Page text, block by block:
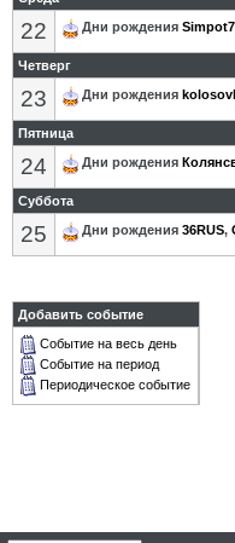
22 Дни рождения
Четверг
23 Дни рождения
Пятница
24 Дни рождения
Суббота
25 Дни рождения 36RUS,
Добавить событие
Событие на весь день
Событие на период
Периодическое событие